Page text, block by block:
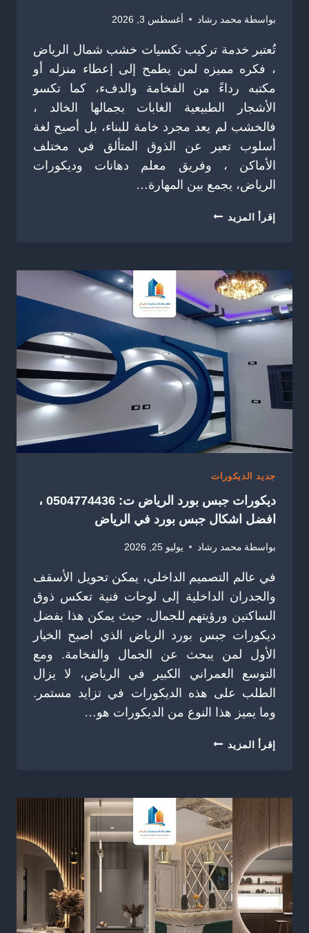
بواسطة محمد رشاد أغسطس 3, 2026
تُعتبر خدمة تركيب تكسيات خشب شمال الرياض
، فكره مميزه لمن يطمح إلى إعطاء منزله أو
مكتبه رداءً من الفخامة والدفء، كما تكسو
الأشجار الطبيعية الغابات بجمالها الخالد ،
فالخشب لم يعد مجرد خامة للبناء، بل أصبح لغة
أسلوب تعبر عن الذوق المتألق في مختلف
الأماكن ، وفريق معلم دهانات وديكورات
الرياض، يجمع بين المهارة…
إقرأ المزيد تركيب
الرياض
ت
:
0504774436
خشب
داخلي
في
جنوب
الرياض
جديد الديكورات
ديكورات جبس بورد الرياض ت: 0504774436 ،
افضل اشكال جبس بورد في الرياض
بواسطة محمد رشاد يوليو 25, 2026
في عالم التصميم الداخلي، يمكن تحويل الأسقف
والجدران الداخلية إلى لوحات فنية تعكس ذوق
الساكنين ورؤيتهم للجمال. حيث يمكن هذا بفضل
ديكورات جبس بورد الرياض الذي اصبح الخيار
الأول لمن يبحث عن الجمال والفخامة. ومع
التوسع العمراني الكبير في الرياض، لا يزال
الطلب على هذه الديكورات في تزايد مستمر.
وما يميز هذا النوع من الديكورات هو…
إقرأ المزيد ديكورات
ت:
0504774436
،
افضل
اشكال
جبس
بورد
في